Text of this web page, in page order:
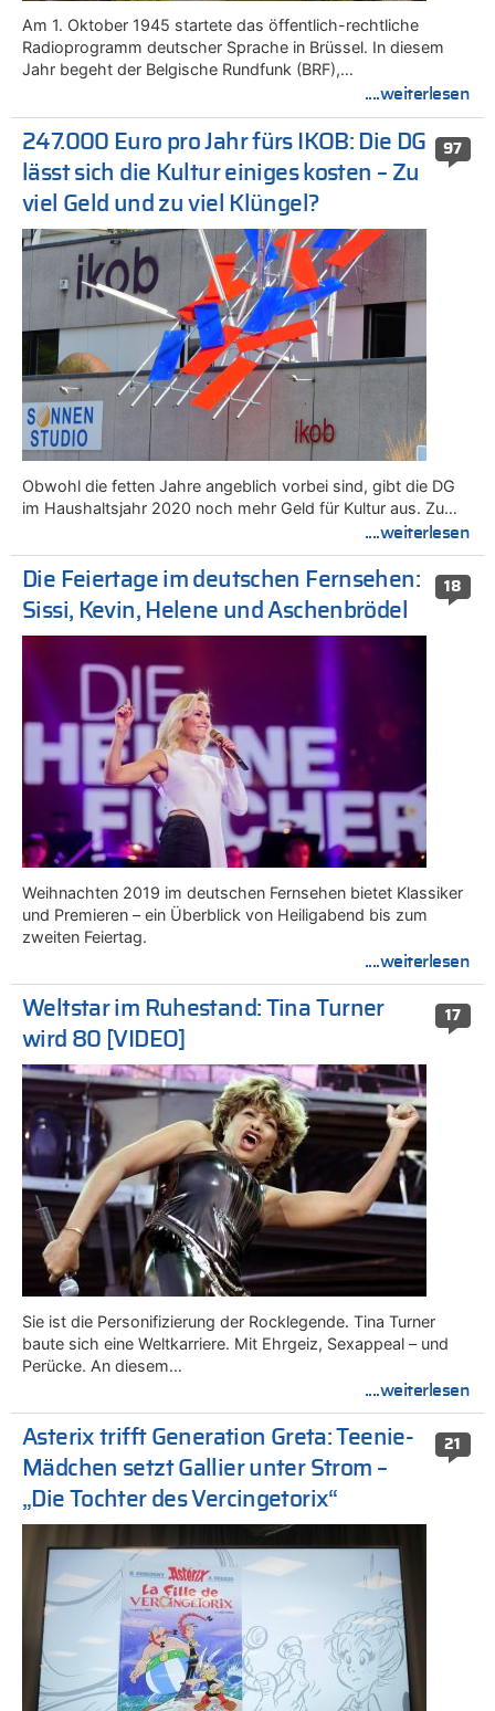
Am 1. Oktober 1945 startete das öffentlich-rechtliche
Radioprogramm deutscher Sprache in Brüssel. In diesem
Jahr begeht der Belgische Rundfunk (BRF),…
....weiterlesen
97
247.000 Euro pro Jahr fürs IKOB: Die DG
lässt sich die Kultur einiges kosten – Zu
viel Geld und zu viel Klüngel?
Obwohl die fetten Jahre angeblich vorbei sind, gibt die DG
im Haushaltsjahr 2020 noch mehr Geld für Kultur aus. Zu…
....weiterlesen
18
Die Feiertage im deutschen Fernsehen:
Sissi, Kevin, Helene und Aschenbrödel
Weihnachten 2019 im deutschen Fernsehen bietet Klassiker
und Premieren – ein Überblick von Heiligabend bis zum
zweiten Feiertag.
....weiterlesen
17
Weltstar im Ruhestand: Tina Turner
wird 80 [VIDEO]
Sie ist die Personifizierung der Rocklegende. Tina Turner
baute sich eine Weltkarriere. Mit Ehrgeiz, Sexappeal – und
Perücke. An diesem…
....weiterlesen
21
Asterix trifft Generation Greta: Teenie-
Mädchen setzt Gallier unter Strom –
„Die Tochter des Vercingetorix“